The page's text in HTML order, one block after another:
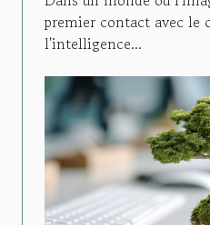
premier contact avec le
l'intelligence...